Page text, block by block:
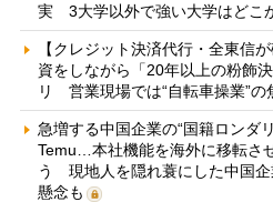
実 3大学以外で強い大学はどこ
【クレジット決済代行・全東信
資をしながら「20年以上の粉飾
リ 営業現場では“自転車操業”の
急増する中国企業の“国籍ロンダ
Temu…本社機能を海外に移転さ
う 現地人を隠れ蓑にした中国
懸念も